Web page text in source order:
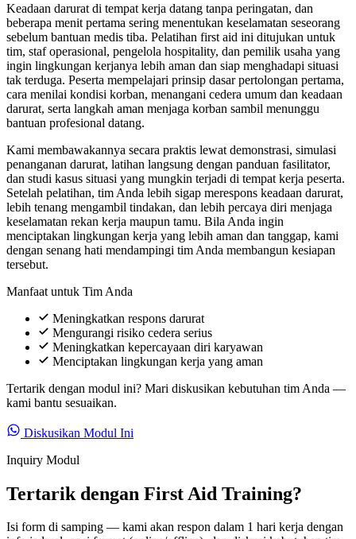
Keadaan darurat di tempat kerja datang tanpa peringatan, dan
beberapa menit pertama sering menentukan keselamatan seseorang
sebelum bantuan medis tiba. Pelatihan first aid ini ditujukan untuk
tim, staf operasional, pengelola hospitality, dan pemilik usaha yang
ingin lingkungan kerjanya lebih aman dan siap menghadapi situasi
tak terduga. Peserta mempelajari prinsip dasar pertolongan pertama,
cara menilai kondisi korban, menangani cedera umum dan keadaan
darurat, serta langkah aman menjaga korban sambil menunggu
bantuan profesional datang.
Kami membawakannya secara praktis lewat demonstrasi, simulasi
penanganan darurat, latihan langsung dengan panduan fasilitator,
dan studi kasus situasi yang mungkin terjadi di tempat kerja peserta.
Setelah pelatihan, tim Anda lebih sigap merespons keadaan darurat,
lebih tenang mengambil tindakan, dan lebih percaya diri menjaga
keselamatan rekan kerja maupun tamu. Bila Anda ingin
menciptakan lingkungan kerja yang lebih aman dan tanggap, kami
dengan senang hati mendampingi tim Anda membangun kesiapan
tersebut.
Manfaat untuk Tim Anda
Meningkatkan respons darurat
Mengurangi risiko cedera serius
Meningkatkan kepercayaan diri karyawan
Menciptakan lingkungan kerja yang aman
Tertarik dengan modul ini? Mari diskusikan kebutuhan tim Anda —
kami bantu sesuaikan.
Diskusikan Modul Ini
Inquiry Modul
Tertarik dengan First Aid Training?
Isi form di samping — kami akan respon dalam 1 hari kerja dengan